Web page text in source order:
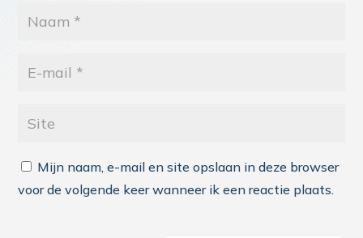
Mijn naam, e-mail en site opslaan in deze browser
voor de volgende keer wanneer ik een reactie plaats.